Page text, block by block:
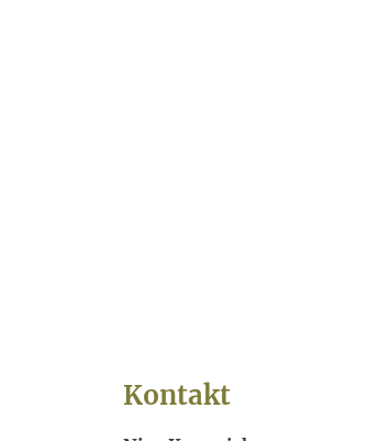
Kontakt